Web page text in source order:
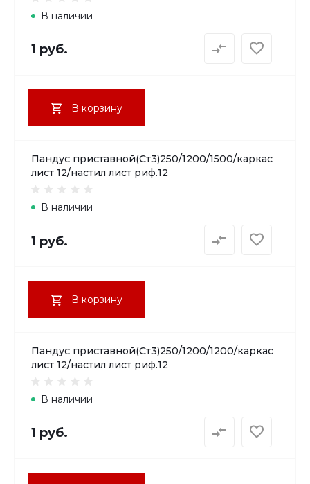
В наличии
1 руб.
В корзину
Пандус приставной(Ст3)250/1200/1500/каркас
лист 12/настил лист риф.12
В наличии
1 руб.
В корзину
Пандус приставной(Ст3)250/1200/1200/каркас
лист 12/настил лист риф.12
В наличии
1 руб.